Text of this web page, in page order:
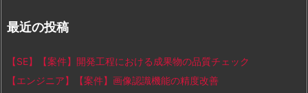
最近の投稿
【SE】【案件】開発工程における成果物の品質チェック
【エンジニア】【案件】画像認識機能の精度改善